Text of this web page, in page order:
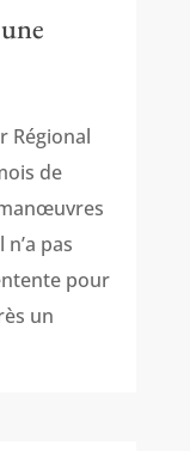
Régional
de
pas
pour
un